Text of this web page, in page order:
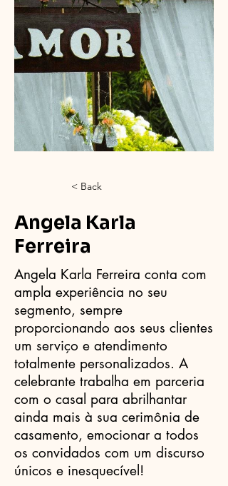
< Back
Angela Karla
Ferreira
Angela Karla Ferreira conta com
ampla experiência no seu
segmento, sempre
proporcionando aos seus clientes
um serviço e atendimento
totalmente personalizados. A
celebrante trabalha em parceria
com o casal para abrilhantar
ainda mais à sua cerimônia de
casamento, emocionar a todos
os convidados com um discurso
únicos e inesquecível!